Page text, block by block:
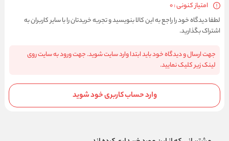
امتیاز کنونی : 0
لطفا دیدگاه خود را راجع به این کالا بنویسید و تجربه خریدتان را با سایر کاربران به
اشتراک بگذارید.
جهت ارسال و دیدگاه خود باید ابتدا وارد سایت شوید. جهت ورود به سایت روی
لینک زیر کلیک نمایید.
وارد حساب کاربری خود شوید